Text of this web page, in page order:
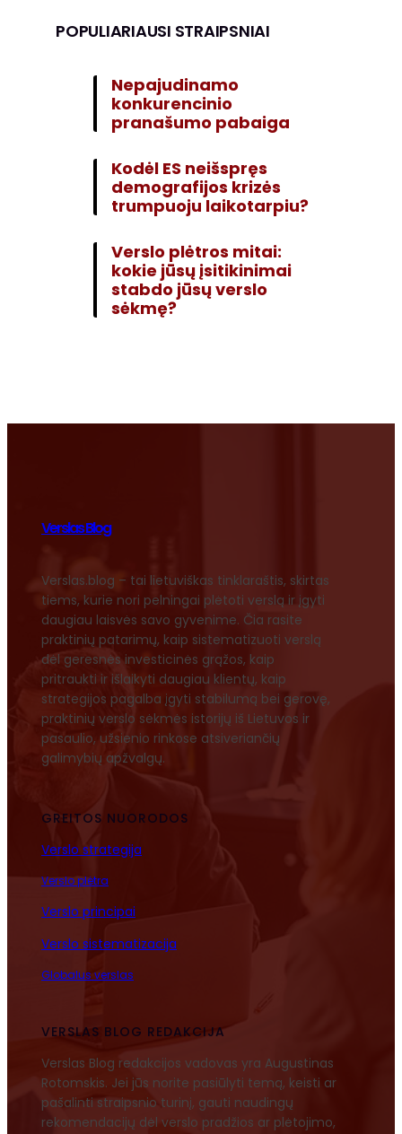
POPULIARIAUSI STRAIPSNIAI
Nepajudinamo
konkurencinio
pranašumo pabaiga
Kodėl ES neišspręs
demografijos krizės
trumpuoju laikotarpiu?
Verslo plėtros mitai:
kokie jūsų įsitikinimai
stabdo jūsų verslo
sėkmę?
Verslas Blog
Verslas.blog – tai lietuviškas tinklaraštis, skirtas
tiems, kurie nori pelningai plėtoti verslą ir įgyti
daugiau laisvės savo gyvenime. Čia rasite
praktinių patarimų, kaip sistematizuoti verslą
dėl geresnės investicinės grąžos, kaip
pritraukti ir išlaikyti daugiau klientų, kaip
strategijos pagalba įgyti stabilumą bei gerovę,
praktinių verslo sėkmės istorijų iš Lietuvos ir
pasaulio, užsienio rinkose atsiveriančių
galimybių apžvalgų.
GREITOS NUORODOS
Verslo strategija
Verslo plėtra
Verslo principai
Verslo sistematizacija
Globalus verslas
VERSLAS BLOG REDAKCIJA
Verslas Blog redakcijos vadovas yra Augustinas
Rotomskis. Jei jūs norite pasiūlyti temą, keisti ar
pašalinti straipsnio turinį, gauti naudingų
rekomendacijų dėl verslo pradžios ar plėtojimo,